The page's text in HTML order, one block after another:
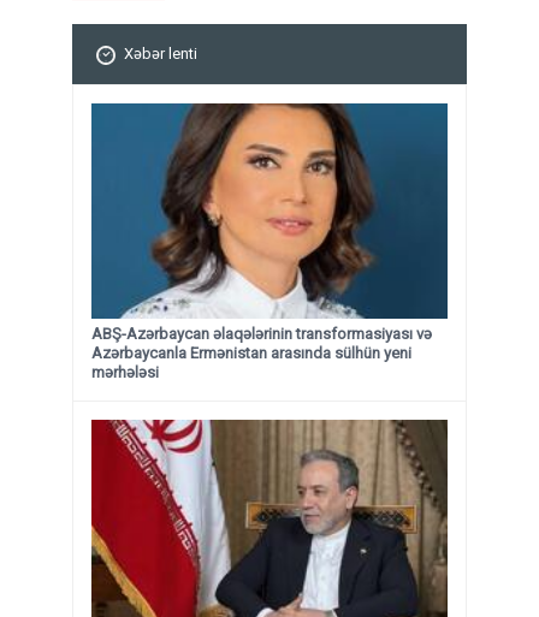
Xəbər lenti
ABŞ-Azərbaycan əlaqələrinin transformasiyası və
Azərbaycanla Ermənistan arasında sülhün yeni
mərhələsi